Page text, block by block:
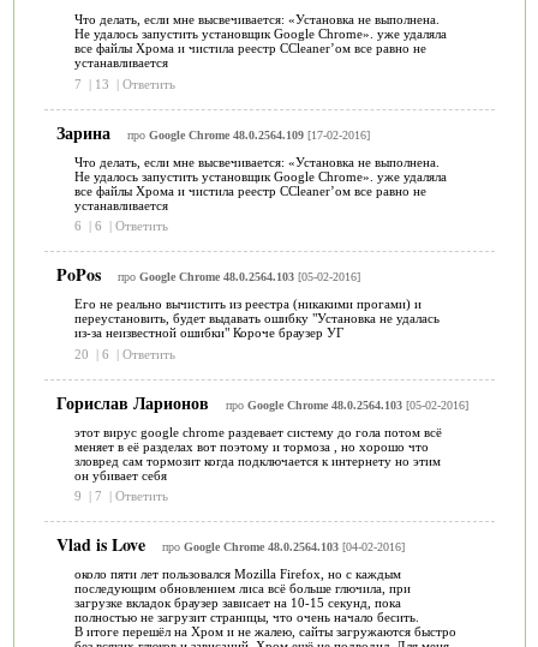
Что делать, если мне высвечивается: «Установка не выполнена.
Не удалось запустить установщик Google Chrome». уже удаляла
все файлы Хрома и чистила реестр CCleaner’ом все равно не
устанавливается
7
| 13 | Ответить
Зарина про Google Chrome 48.0.2564.109[17-02-2016]
Что делать, если мне высвечивается: «Установка не выполнена.
Не удалось запустить установщик Google Chrome». уже удаляла
все файлы Хрома и чистила реестр CCleaner’ом все равно не
устанавливается
6
| 6 | Ответить
PoPos про Google Chrome 48.0.2564.103[05-02-2016]
Его не реально вычистить из реестра (никакими прогами) и
переустановить, будет выдавать ошибку "Установка не удалась
из-за неизвестной ошибки" Короче браузер УГ
20
| 6 | Ответить
Горислав Ларионов про Google Chrome 48.0.2564.103[05-02-2016]
этот вирус google chrome раздевает систему до гола потом всё
меняет в её разделах вот поэтому и тормоза , но хорошо что
зловред сам тормозит когда подключается к интернету но этим
он убивает себя
9
| 7 | Ответить
Vlad is Love про Google Chrome 48.0.2564.103[04-02-2016]
около пяти лет пользовался Mozilla Firefox, но с каждым
последующим обновлением лиса всё больше глючила, при
загрузке вкладок браузер зависает на 10-15 секунд, пока
полностью не загрузит страницы, что очень начало бесить.
В итоге перешёл на Хром и не жалею, сайты загружаются быстро